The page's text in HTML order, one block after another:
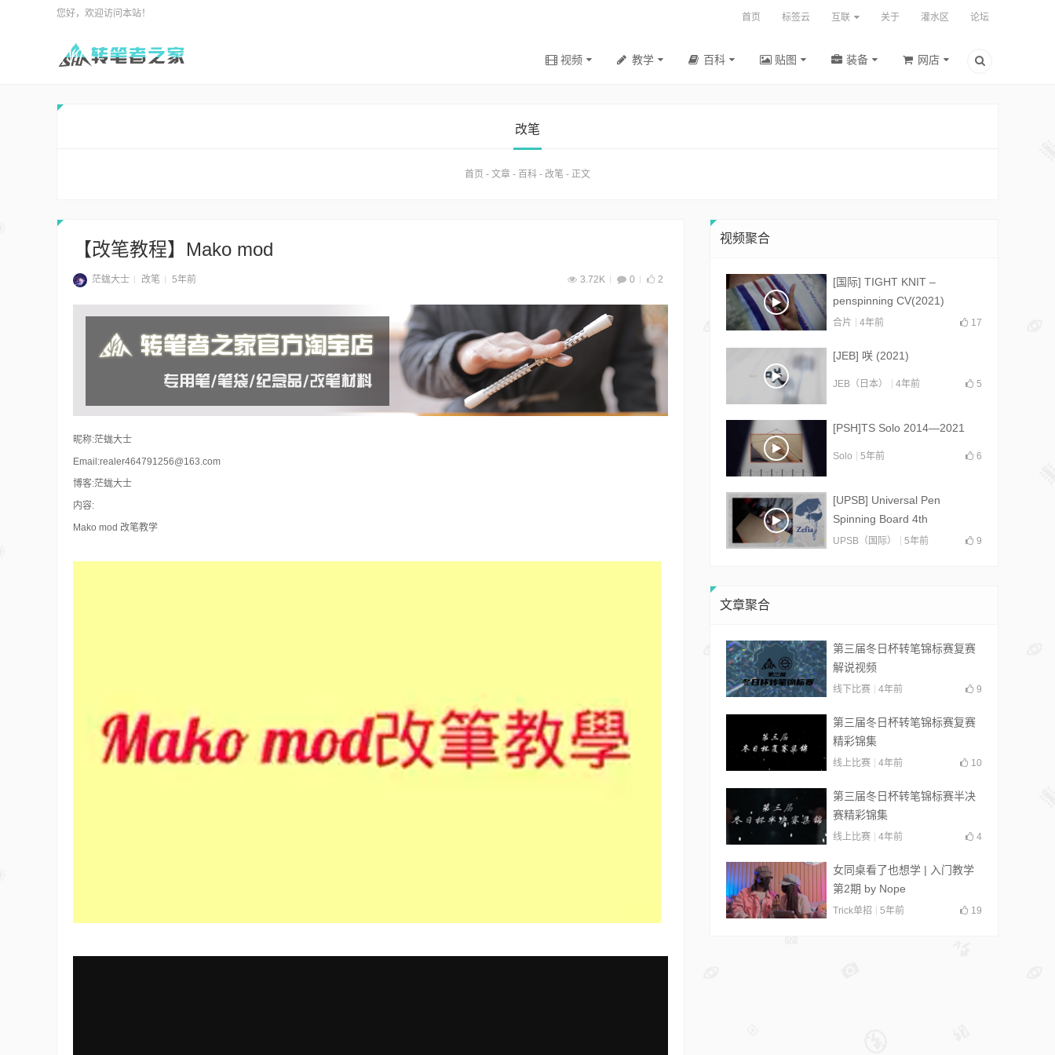
您好，欢迎访问本站！ 首页 标签云 互联 关于 灌水区 论坛
视频 教学 百科 贴图 装备 网店
改笔
首页 - 文章 - 百科 - 改笔 - 正文
【改笔教程】Mako mod
茫蛖大士 改笔 5年前 3.72K 0 2
昵称:茫蛖大士
Email:realer464791256@163.com
博客:茫蛖大士
内容:
Mako mod 改笔教学
视频聚合
[国际] TIGHT KNIT –
penspinning CV(2021)
合片 4年前 17
[JEB] 咲 (2021)
JEB（日本） 4年前 5
[PSH]TS Solo 2014—2021
Solo 5年前 6
[UPSB] Universal Pen
Spinning Board 4th
Collab(2021)
UPSB（国际） 5年前 9
文章聚合
第三届冬日杯转笔锦标赛复赛
解说视频
线下比赛 4年前 9
第三届冬日杯转笔锦标赛复赛
精彩锦集
线上比赛 4年前 10
第三届冬日杯转笔锦标赛半决
赛精彩锦集
线上比赛 4年前 4
女同桌看了也想学 | 入门教学
第2期 by Nope
Trick单招 5年前 19